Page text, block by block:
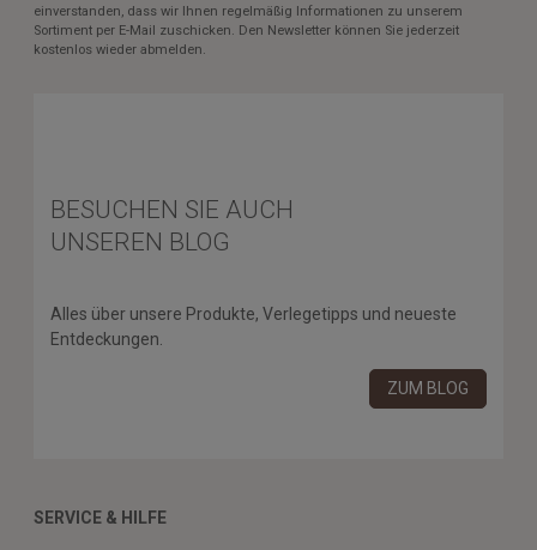
einverstanden, dass wir Ihnen regelmäßig Informationen zu unserem
Sortiment per E-Mail zuschicken. Den Newsletter können Sie jederzeit
kostenlos wieder abmelden.
BESUCHEN SIE AUCH
UNSEREN BLOG
Alles über unsere Produkte, Verlegetipps und neueste
Entdeckungen.
ZUM BLOG
SERVICE & HILFE